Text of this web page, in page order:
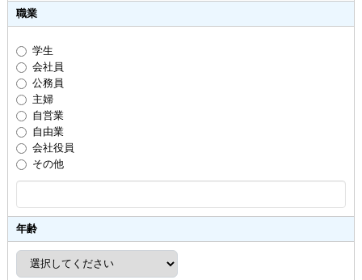
職業
学生
会社員
公務員
主婦
自営業
自由業
会社役員
その他
年齢